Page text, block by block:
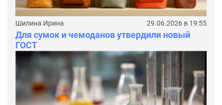
Шилина Ирина 29.06.2026 в 19:55
Для сумок и чемоданов утвердили новый
ГОСТ